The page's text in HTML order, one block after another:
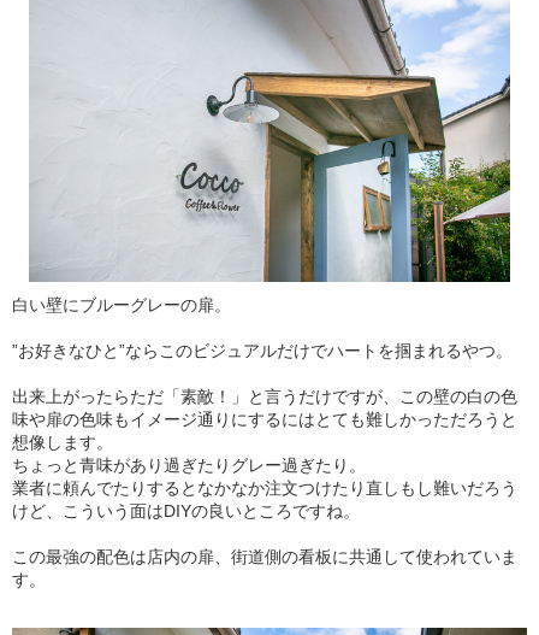
白い壁にブルーグレーの扉。
”お好きなひと”ならこのビジュアルだけでハートを掴まれるやつ。
出来上がったらただ「素敵！」と言うだけですが、この壁の白の色
味や扉の色味もイメージ通りにするにはとても難しかっただろうと
想像します。
ちょっと青味があり過ぎたりグレー過ぎたり。
業者に頼んでたりするとなかなか注文つけたり直しもし難いだろう
けど、こういう面はDIYの良いところですね。
この最強の配色は店内の扉、街道側の看板に共通して使われていま
す。